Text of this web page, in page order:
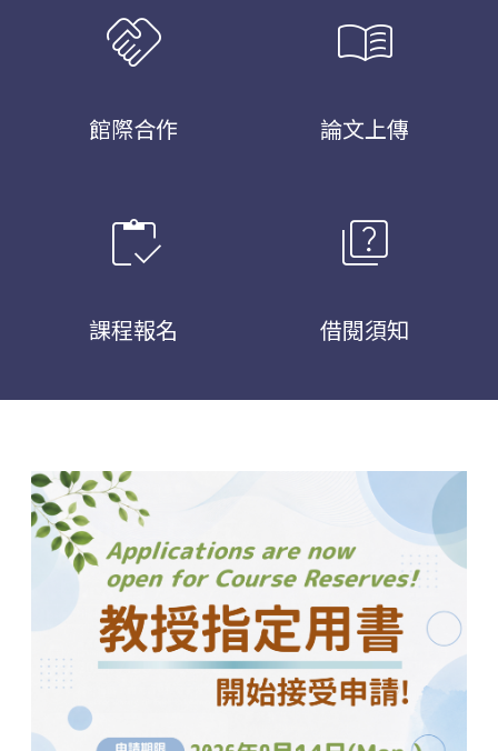
handshake
館際合作
menu_book
論文上傳
inventory
課程報名
quiz
借閱須知